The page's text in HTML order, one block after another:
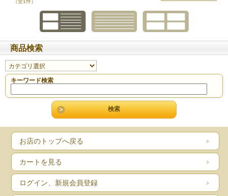
（全1件）
商品検索
キーワード検索
お店のトップへ戻る
カートを見る
ログイン、新規会員登録